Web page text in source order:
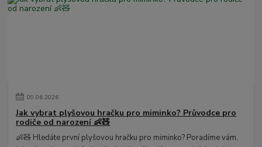
09.06.2026
Jak vybrat plyšovou hračku pro miminko? Průvodce pro
rodiče od narození 👶🧸
👶🧸 Hledáte první plyšovou hračku pro miminko? Poradíme vám,